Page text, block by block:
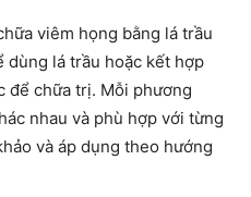
viêm họng bằng lá trầu
dùng lá trầu hoặc kết hợp
để chữa trị. Mỗi phương
nhau và phù hợp với từng
và áp dụng theo hướng